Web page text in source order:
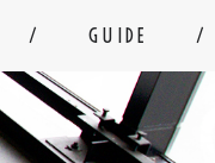
GUIDE